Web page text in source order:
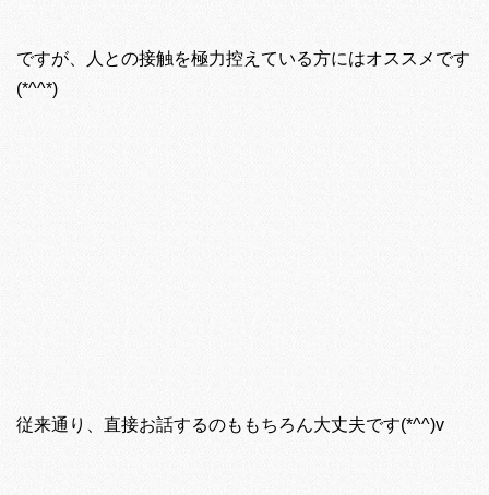
ですが、人との接触を極力控えている方にはオススメです
(*^^*)
従来通り、直接お話するのももちろん大丈夫です(*^^)v